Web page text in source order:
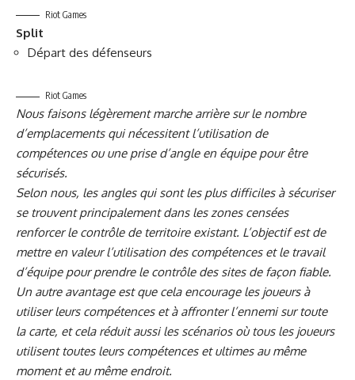
Riot Games
Split
Départ des défenseurs
Riot Games
Nous faisons légèrement marche arrière sur le nombre
d’emplacements qui nécessitent l’utilisation de
compétences ou une prise d’angle en équipe pour être
sécurisés.
Selon nous, les angles qui sont les plus difficiles à sécuriser
se trouvent principalement dans les zones censées
renforcer le contrôle de territoire existant. L’objectif est de
mettre en valeur l’utilisation des compétences et le travail
d’équipe pour prendre le contrôle des sites de façon fiable.
Un autre avantage est que cela encourage les joueurs à
utiliser leurs compétences et à affronter l’ennemi sur toute
la carte, et cela réduit aussi les scénarios où tous les joueurs
utilisent toutes leurs compétences et ultimes au même
moment et au même endroit.